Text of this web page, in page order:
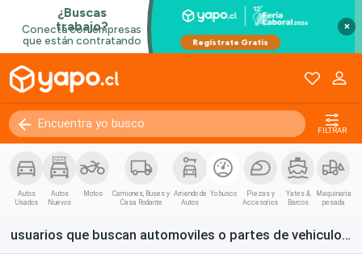
×
FILTRAR
Autos
Usados
Autos
Nuevos
Motos
Camiones, Buses y
Casa Rodante
Arriendo de
Autos
Yo busco
Piezas y
Accesorios
Yates &
Barcos
Maquinaria
pesada
usuarios que buscan automoviles o partes de vehiculos Honda en Chile